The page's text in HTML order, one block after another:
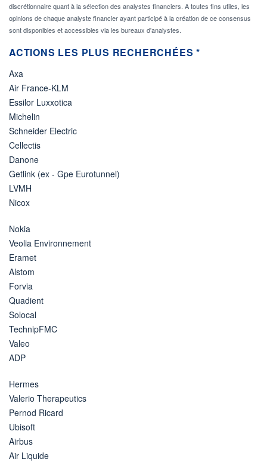
discrétionnaire quant à la sélection des analystes financiers. A toutes fins utiles, les
opinions de chaque analyste financier ayant participé à la création de ce consensus
sont disponibles et accessibles via les bureaux d'analystes.
ACTIONS LES PLUS RECHERCHÉES *
Axa
Air France-KLM
Essilor Luxxotica
Michelin
Schneider Electric
Cellectis
Danone
Getlink (ex - Gpe Eurotunnel)
LVMH
Nicox
Nokia
Veolia Environnement
Eramet
Alstom
Forvia
Quadient
Solocal
TechnipFMC
Valeo
ADP
Hermes
Valerio Therapeutics
Pernod Ricard
Ubisoft
Airbus
Air Liquide